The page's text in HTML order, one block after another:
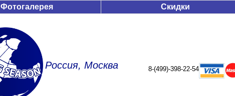
Фотогалерея Скидки
Россия, Москва 8-(499)-398-22-54